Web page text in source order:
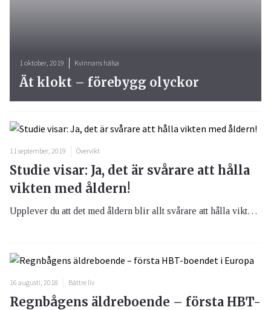
1 oktober, 2019 Kvinnans hälsa
Ät klokt – förebygg olyckor
11 september, 2019 Övervikt
Studie visar: Ja, det är svårare att hålla
vikten med åldern!
Upplever du att det med åldern blir allt svårare att hålla vikten är du långt ifrån ensam. Det finns faktiskt finns en medicinsk orsak till att vi får svårare att hålla vikten ju äldre vi blir.
16 augusti, 2018 Bättre liv
Regnbågens äldreboende – första HBT-